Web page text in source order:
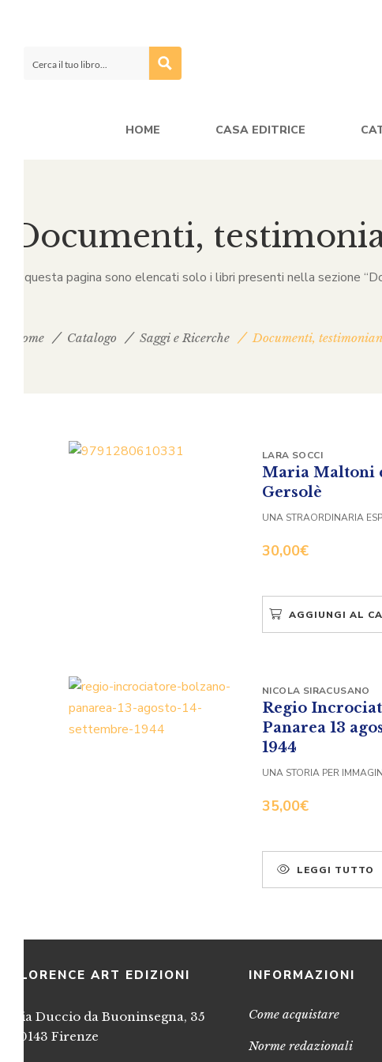
HOME CASA EDITRICE
Documenti,
In questa pagina sono elencati solo i libri presenti nella sezione
Home Catalogo Saggi e Ricerche Documenti,
Maria Maltoni
Gersolè
30,00€
LARA SOCCI
UNA STRAORDINARIA
AGGIUNGI AL
Regio
Panarea 13
1944
35,00€
NICOLA SIRACUSANO
UNA STORIA PER
LEGGI TUTTO
FLORENCE ART EDIZIONI
Via Duccio da Buoninsegna, 35
50143 Firenze
INFORMAZIONI
Come acquistare
Norme redazionali